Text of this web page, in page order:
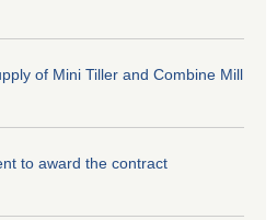
of Mini Tiller and Combine Mill
to award the contract